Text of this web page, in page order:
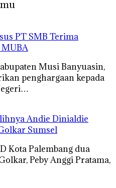
PT SMB Terima
MUBA
Musi Banyuasin,
penghargaan kepada
Andie Dinialdie
Sumsel
Kota Palembang dua
Peby Anggi Pratama,